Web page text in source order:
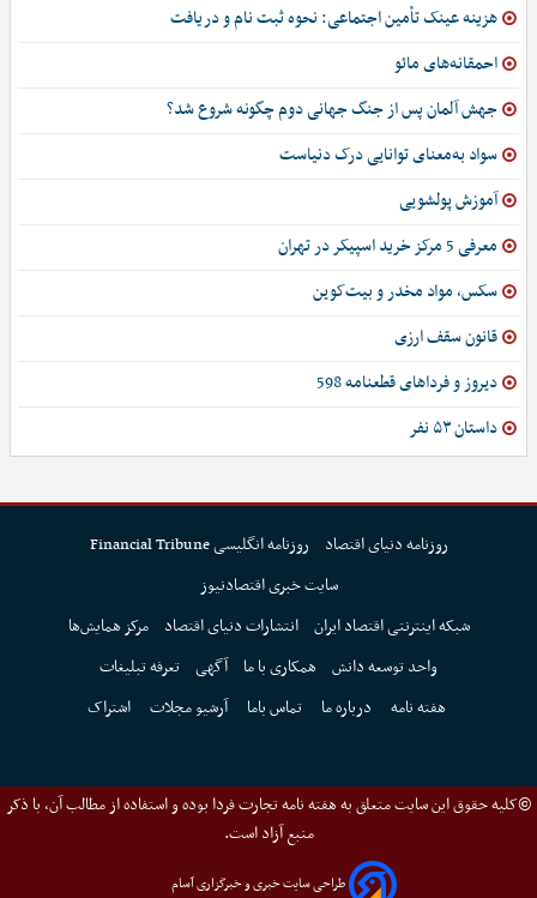
هزینه عینک تأمین اجتماعی: نحوه ثبت نام و دریافت
احمقانه‌های مائو
جهش آلمان پس از جنگ جهانی دوم چگونه شروع شد؟
سواد به‌معنای توانایی درک دنیاست
آموزش پولشویی
معرفی 5 مرکز خرید اسپیکر در تهران
سکس، مواد مخدر و بیت‌کوین
قانون سقف ارزی
دیروز و فرداهای قطعنامه 598
داستان ۵۳ نفر
روزنامه دنیای اقتصاد
روزنامه انگلیسی Financial Tribune
سایت خبری اقتصادنیوز
شبکه اینترنتی اقتصاد ایران انتشارات دنیای اقتصاد
مرکز همایش‌ها
واحد توسعه دانش همکاری با ما آگهی تعرفه تبلیغات
هفته نامه
درباره ما تماس باما آرشیو مجلات اشتراک
©کلیه حقوق این سایت متعلق به هفته نامه تجارت فردا بوده و استفاده از مطالب آن، با ذکر
منبع آزاد است.
طراحی سایت خبری و خبرگزاری آسام